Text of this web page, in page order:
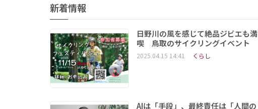
新着情報
日野川の風を感じて絶品ジビエも満
喫 鳥取のサイクリングイベント
2025.04.15 14:41 くらし
AIは「手段」、最終責任は「人間の